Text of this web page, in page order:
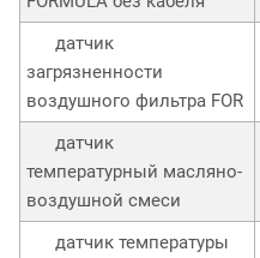
датчик
загрязненности
воздушного фильтра FOR
датчик
температурный масляно-
воздушной смеси
датчик температуры